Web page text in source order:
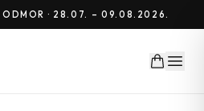
ODMOR · 28.07. – 09.08.2026.